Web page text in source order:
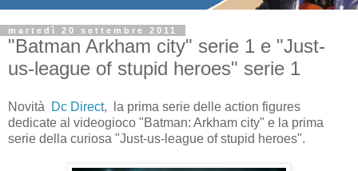
martedì 20 settembre 2011
"Batman Arkham city" serie 1 e "Just-
us-league of stupid heroes" serie 1
Novità Dc Direct, la prima serie delle action figures
dedicate al videogioco "Batman: Arkham city" e la prima
serie della curiosa "Just-us-league of stupid heroes".